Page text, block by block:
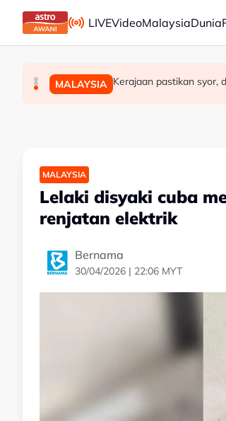
Skip to main content
LIVEVideoMalaysiaDunia
MALAYSIA Jerebu rentas
MALAYSIA Penjawat awam
MALAYSIA Kerajaan pastikan syor,
MALAYSIA
Lelaki disyaki cuba
renjatan elektrik
Bernama
30/04/2026 | 22:06 MYT